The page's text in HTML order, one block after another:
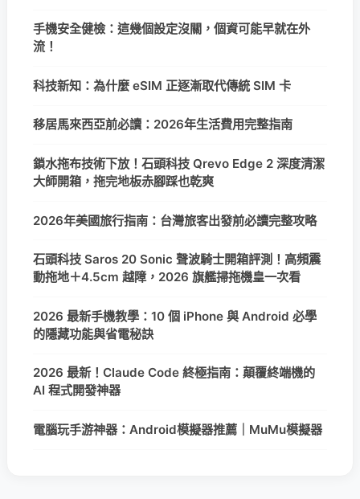
手機安全健檢：這幾個設定沒關，個資可能早就在外
流！
科技新知：為什麼 eSIM 正逐漸取代傳統 SIM 卡
移居馬來西亞前必讀：2026年生活費用完整指南
鎖水拖布技術下放！石頭科技 Qrevo Edge 2 深度清潔
大師開箱，拖完地板赤腳踩也乾爽
2026年美國旅行指南：台灣旅客出發前必讀完整攻略
石頭科技 Saros 20 Sonic 聲波騎士開箱評測！高頻震
動拖地＋4.5cm 越障，2026 旗艦掃拖機皇一次看
2026 最新手機教學：10 個 iPhone 與 Android 必學
的隱藏功能與省電秘訣
2026 最新！Claude Code 終極指南：顛覆終端機的
AI 程式開發神器
電腦玩手游神器：Android模擬器推薦｜MuMu模擬器